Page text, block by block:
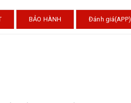
BẢO HÀNH Đánh giá(APP)